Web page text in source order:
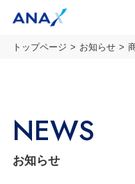
トップページ お知らせ
NEWS
お知らせ